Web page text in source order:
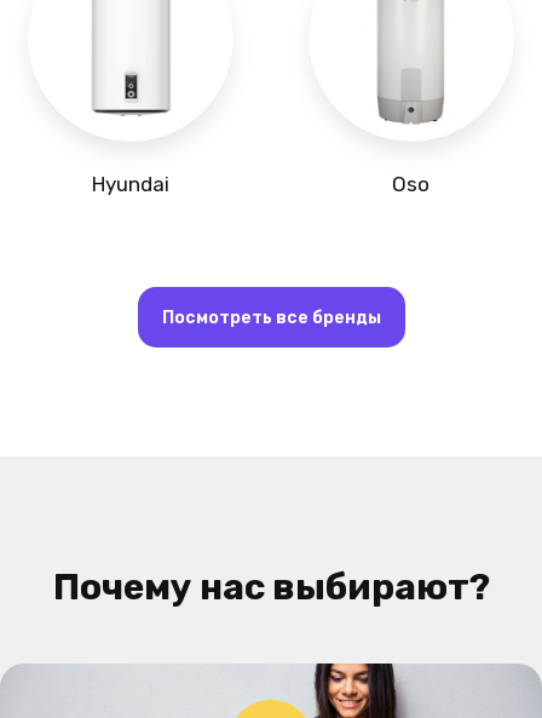
Hyundai Oso
Посмотреть все бренды
Почему нас выбирают?